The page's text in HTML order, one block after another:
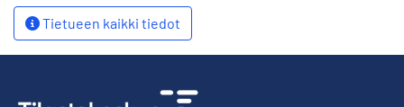
Tietueen kaikki tiedot